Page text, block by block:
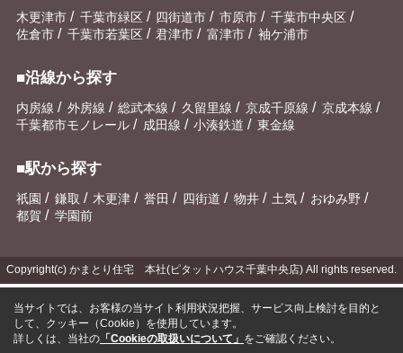
木更津市 / 千葉市緑区 / 四街道市 / 市原市 / 千葉市中央区 /
佐倉市 / 千葉市若葉区 / 君津市 / 富津市 / 袖ケ浦市
■沿線から探す
内房線 / 外房線 / 総武本線 / 久留里線 / 京成千原線 / 京成本線 /
千葉都市モノレール / 成田線 / 小湊鉄道 / 東金線
■駅から探す
祇園 / 鎌取 / 木更津 / 誉田 / 四街道 / 物井 / 土気 / おゆみ野 /
都賀 / 学園前
Copyright(c) かまとり住宅 本社(ピタットハウス千葉中央店) All rights reserved.
当サイトでは、お客様の当サイト利用状況把握、サービス向上検討を目的と
して、クッキー（Cookie）を使用しています。
詳しくは、当社の 「Cookieの取扱いについて」 をご確認ください。